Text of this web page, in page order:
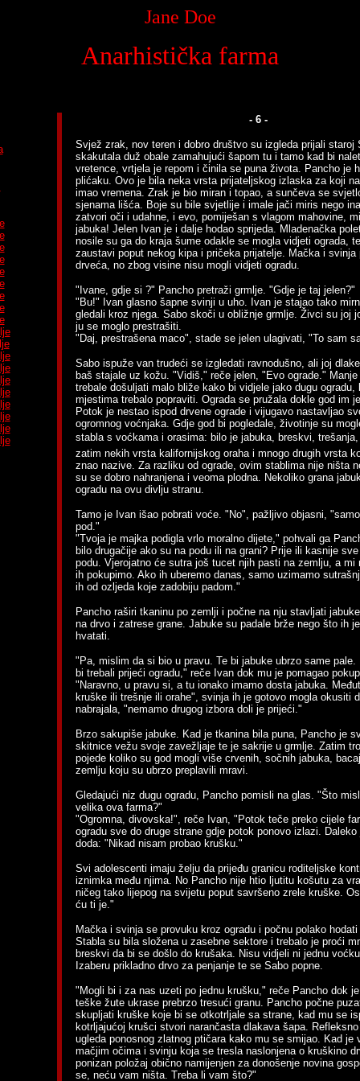
Jane Doe
Anarhistička farma
- 6 -
Svjež zrak, nov teren i dobro društvo su izgleda prijali staroj
skakutala duž obale zamahujući šapom tu i tamo kad bi
vretence, vrtjela je repom i činila se puna života. Pancho je
plićaku. Ovo je bila neka vrsta prijateljskog izlaska za koji
imao vremena. Zrak je bio miran i topao, a sunčeva se
sjenama lišća. Boje su bile svjetlije i imale jači miris nego
zatvori oči i udahne, i evo, pomiješan s vlagom mahovine,
jabuka! Jelen Ivan je i dalje hodao sprijeda. Mladenačka
nosile su ga do kraja šume odakle se mogla vidjeti ograda,
zaustavi poput nekog kipa i pričeka prijatelje. Mačka i svinja
drveća, no zbog visine nisu mogli vidjeti ogradu.
"Ivane, gdje si ?" Pancho pretraži grmlje. "Gdje je taj jelen?"
"Bu!" Ivan glasno šapne svinji u uho. Ivan je stajao tako
gledali kroz njega. Sabo skoči u obližnje grmlje. Živci su joj
ju se moglo prestrašiti.
"Daj, prestrašena maco", stade se jelen ulagivati, "To sam
Sabo ispuže van trudeći se izgledati ravnodušno, ali joj
baš stajale uz kožu. "Vidiš," reče jelen, "Evo ograde."
trebale došuljati malo bliže kako bi vidjele jako dugu ogradu,
mjestima trebalo popraviti. Ograda se pružala dokle god im
Potok je nestao ispod drvene ograde i vijugavo nastavljao
ogromnog voćnjaka. Gdje god bi pogledale, životinje su
stabla s voćkama i orasima: bilo je jabuka, breskvi, trešanja,
zatim nekih vrsta kalifornijskog oraha i mnogo drugih vrsta
znao nazive. Za razliku od ograde, ovim stablima nije ništa
su se dobro nahranjena i veoma plodna. Nekoliko grana
ogradu na ovu divlju stranu.
Tamo je Ivan išao pobrati voće. "No", pažljivo objasni,
pod."
"Tvoja je majka podigla vrlo moralno dijete," pohvali ga
bilo drugačije ako su na podu ili na grani? Prije ili kasnije
podu. Vjerojatno će sutra još tucet njih pasti na zemlju, a mi
ih pokupimo. Ako ih uberemo danas, samo uzimamo
ih od ozljeda koje zadobiju padom."
Pancho raširi tkaninu po zemlji i počne na nju stavljati
na drvo i zatrese grane. Jabuke su padale brže nego što ih
hvatati.
"Pa, mislim da si bio u pravu. Te bi jabuke ubrzo same pale.
bi trebali prijeći ogradu," reče Ivan dok mu je pomagao
"Naravno, u pravu si, a tu ionako imamo dosta jabuka.
kruške ili trešnje ili orahe", svinja ih je gotovo mogla okusiti
nabrajala, "nemamo drugog izbora doli je prijeći."
Brzo sakupiše jabuke. Kad je tkanina bila puna, Pancho je
skitnice vežu svoje zavežljaje te je sakrije u grmlje. Zatim
pojede koliko su god mogli više crvenih, sočnih jabuka,
zemlju koju su ubrzo preplavili mravi.
Gledajući niz dugu ogradu, Pancho pomisli na glas. "Što
velika ova farma?"
"Ogromna, divovska!", reče Ivan, "Potok teče preko cijele
ogradu sve do druge strane gdje potok ponovo izlazi. Daleko
doda: "Nikad nisam probao krušku."
Svi adolescenti imaju želju da prijeđu granicu roditeljske
iznimka među njima. No Pancho nije htio ljutitu košutu za
ničeg tako lijepog na svijetu poput savršeno zrele kruške.
ću ti je."
Mačka i svinja se provuku kroz ogradu i počnu polako
Stabla su bila složena u zasebne sektore i trebalo je proći
breskvi da bi se došlo do krušaka. Nisu vidjeli ni jednu
Izaberu prikladno drvo za penjanje te se Sabo popne.
"Mogli bi i za nas uzeti po jednu krušku," reče Pancho dok
teške žute ukrase prebrzo tresući granu. Pancho počne
skupljati kruške koje bi se otkotrljale sa strane, kad mu se
kotrljajućoj krušci stvori narančasta dlakava šapa.
ugleda ponosnog zlatnog ptičara kako mu se smijao. Kad je
mačjim očima i svinju koja se tresla naslonjena o kruškino
ponizan položaj obično namijenjen za donošenje novina
se, neću vam ništa. Treba li vam što?"